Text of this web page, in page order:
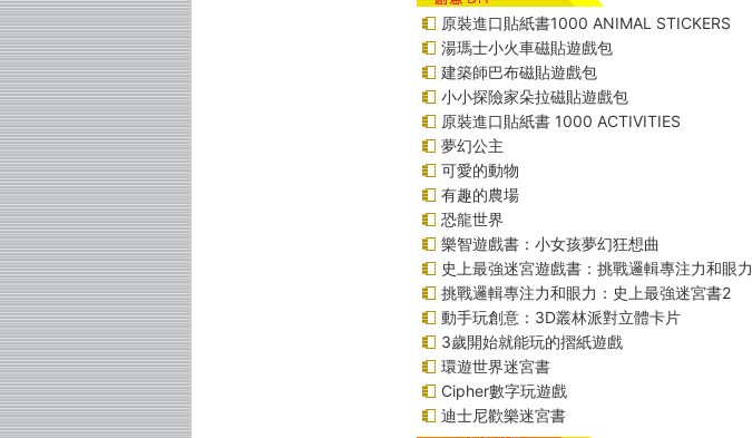
原裝進口貼紙書1000 ANIMAL STICKERS
湯瑪士小火車磁貼遊戲包
建築師巴布磁貼遊戲包
小小探險家朵拉磁貼遊戲包
原裝進口貼紙書 1000 ACTIVITIES
夢幻公主
可愛的動物
有趣的農場
恐龍世界
樂智遊戲書：小女孩夢幻狂想曲
史上最強迷宮遊戲書：挑戰邏輯專注力和眼力
挑戰邏輯專注力和眼力：史上最強迷宮書2
動手玩創意：3D叢林派對立體卡片
3歲開始就能玩的摺紙遊戲
環遊世界迷宮書
Cipher數字玩遊戲
迪士尼歡樂迷宮書